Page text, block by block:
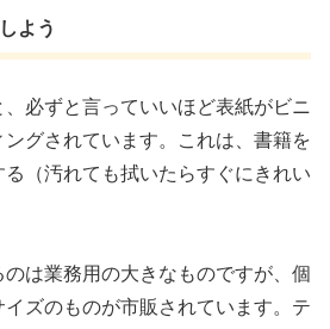
よう
必ずと言っていいほど表紙がビニ
グされています。これは、書籍を
（汚れても拭いたらすぐにきれい
は業務用の大きなものですが、個
ズのものが市販されています。テ